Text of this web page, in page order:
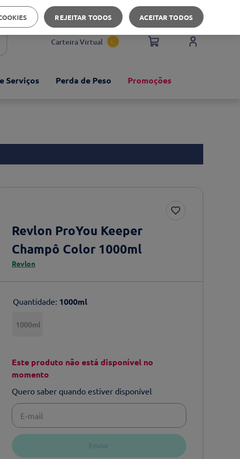
Apoio ao cliente
Carteira Virtual
Serviços Perda de Peso Promoções
Revlon ProYou Keeper
Champô Color 1000ml
Revlon
Quantidade: 1000ml
1000ml
Este produto não está disponível no
momento
Quero saber quando estiver disponível
Enviar
REJEITAR TODOS ACEITAR TODOS